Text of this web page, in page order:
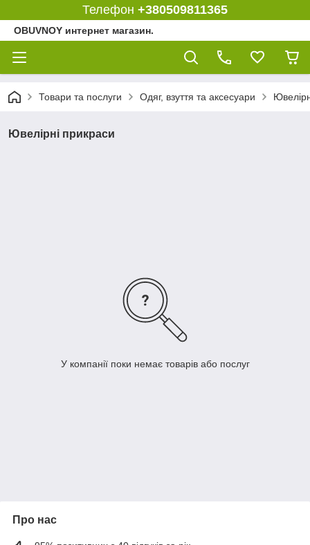
Телефон +380509811365
OBUVNOY интернет магазин.
Товари та послуги Одяг, взуття та аксесуари
Ювелірні прикраси
У компанії поки немає товарів або послуг
Про нас